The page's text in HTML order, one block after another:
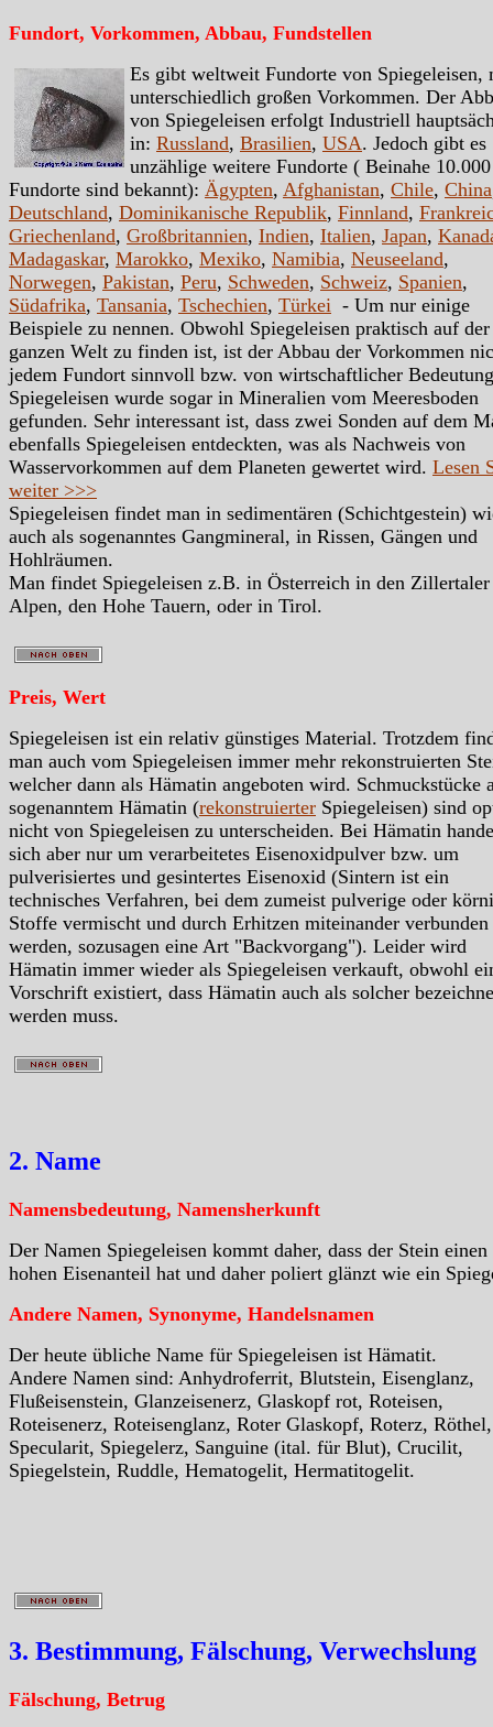
Fundort, Vorkommen, Abbau, Fundstellen
Es gibt weltweit Fundorte von Spiegeleisen,
unterschiedlich großen Vorkommen. Der
von Spiegeleisen erfolgt Industriell
in: Russland, Brasilien, USA. Jedoch gibt es
unzählige weitere Fundorte ( Beinahe 10.000
Fundorte sind bekannt): Ägypten, Afghanistan, Chile, China
Deutschland, Dominikanische Republik, Finnland,
Griechenland, Großbritannien, Indien, Italien, Japan,
Madagaskar, Marokko, Mexiko, Namibia, Neuseeland,
Norwegen, Pakistan, Peru, Schweden, Schweiz, Spanien,
Südafrika, Tansania, Tschechien, Türkei - Um nur einige
Beispiele zu nennen. Obwohl Spiegeleisen praktisch auf der
ganzen Welt zu finden ist, ist der Abbau der Vorkommen
jedem Fundort sinnvoll bzw. von wirtschaftlicher
Spiegeleisen wurde sogar in Mineralien vom Meeresboden
gefunden. Sehr interessant ist, dass zwei Sonden auf dem
ebenfalls Spiegeleisen entdeckten, was als Nachweis von
Wasservorkommen auf dem Planeten gewertet wird. Lesen
weiter >>>
Spiegeleisen findet man in sedimentären (Schichtgestein)
auch als sogenanntes Gangmineral, in Rissen, Gängen und
Hohlräumen.
Man findet Spiegeleisen z.B. in Österreich in den Zillertaler
Alpen, den Hohe Tauern, oder in Tirol.
Preis, Wert
Spiegeleisen ist ein relativ günstiges Material. Trotzdem
man auch vom Spiegeleisen immer mehr rekonstruierten
welcher dann als Hämatin angeboten wird. Schmuckstücke
sogenanntem Hämatin (rekonstruierter Spiegeleisen) sind
nicht von Spiegeleisen zu unterscheiden. Bei Hämatin
sich aber nur um verarbeitetes Eisenoxidpulver bzw. um
pulverisiertes und gesintertes Eisenoxid (Sintern ist ein
technisches Verfahren, bei dem zumeist pulverige oder
Stoffe vermischt und durch Erhitzen miteinander verbunden
werden, sozusagen eine Art "Backvorgang"). Leider wird
Hämatin immer wieder als Spiegeleisen verkauft, obwohl
Vorschrift existiert, dass Hämatin auch als solcher
werden muss.
2. Name
Namensbedeutung, Namensherkunft
Der Namen Spiegeleisen kommt daher, dass der Stein einen
hohen Eisenanteil hat und daher poliert glänzt wie ein
Andere Namen, Synonyme, Handelsnamen
Der heute übliche Name für Spiegeleisen ist Hämatit.
Andere Namen sind: Anhydroferrit, Blutstein, Eisenglanz,
Flußeisenstein, Glanzeisenerz, Glaskopf rot, Roteisen,
Roteisenerz, Roteisenglanz, Roter Glaskopf, Roterz, Röthel,
Specularit, Spiegelerz, Sanguine (ital. für Blut), Crucilit,
Spiegelstein, Ruddle, Hematogelit, Hermatitogelit.
3. Bestimmung, Fälschung, Verwechslung
Fälschung, Betrug